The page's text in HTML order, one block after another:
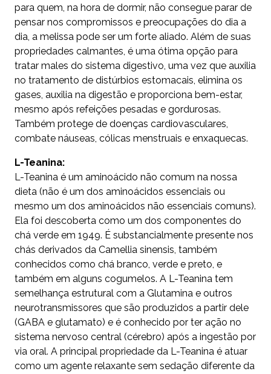
para quem, na hora de dormir, não consegue parar de
pensar nos compromissos e preocupações do dia a
dia, a melissa pode ser um forte aliado. Além de suas
propriedades calmantes, é uma ótima opção para
tratar males do sistema digestivo, uma vez que auxilia
no tratamento de distúrbios estomacais, elimina os
gases, auxilia na digestão e proporciona bem-estar,
mesmo após refeições pesadas e gordurosas.
Também protege de doenças cardiovasculares,
combate náuseas, cólicas menstruais e enxaquecas.
L-Teanina:
L-Teanina é um aminoácido não comum na nossa
dieta (não é um dos aminoácidos essenciais ou
mesmo um dos aminoácidos não essenciais comuns).
Ela foi descoberta como um dos componentes do
chá verde em 1949. É substancialmente presente nos
chás derivados da Camellia sinensis, também
conhecidos como chá branco, verde e preto, e
também em alguns cogumelos. A L-Teanina tem
semelhança estrutural com a Glutamina e outros
neurotransmissores que são produzidos a partir dele
(GABA e glutamato) e é conhecido por ter ação no
sistema nervoso central (cérebro) após a ingestão por
via oral. A principal propriedade da L-Teanina é atuar
como um agente relaxante sem sedação diferente da